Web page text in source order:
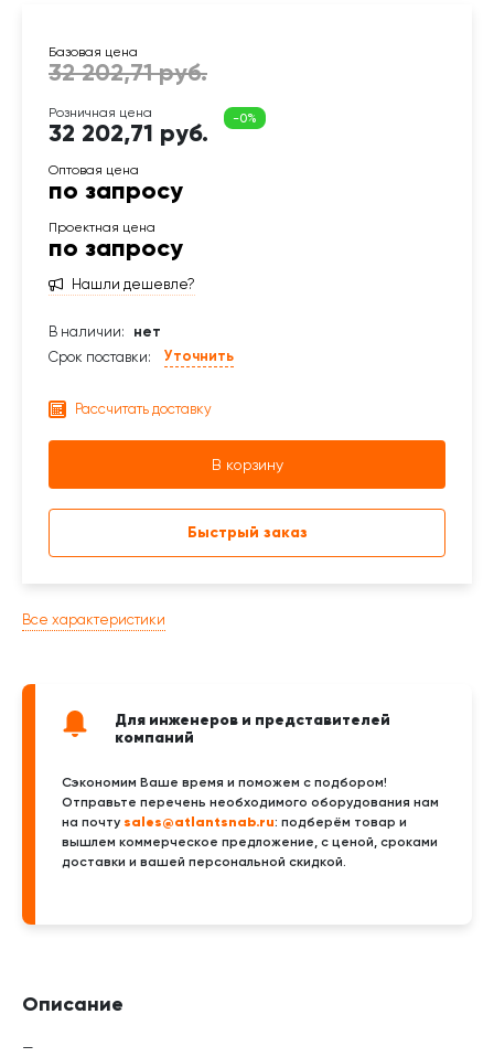
Все характеристики
Для инженеров и представителей
компаний
Сэкономим Ваше время и поможем с подбором!
Отправьте перечень необходимого оборудования нам
на почту sales@atlantsnab.ru: подберём товар и
вышлем коммерческое предложение, с ценой, сроками
доставки и вашей персональной скидкой.
32 202,71 руб.
по запросу
по запросу
Нашли дешевле?
В наличии:
нет
Срок поставки:
Уточнить
Рассчитать доставку
В корзину
Быстрый заказ
Описание
—